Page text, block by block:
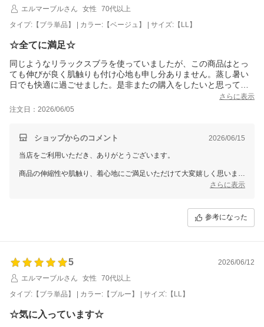
エルマーブルさん
女性
70代以上
タイプ:【ブラ単品】 | カラー:【ベージュ】 | サイズ:【LL】
☆全てに満足☆
同じようなリラックスブラを使っていましたが、この商品はとっ
ても伸びが良く肌触りも付け心地も申し分ありません。蒸し暑い
日でも快適に過ごせました。是非またの購入をしたいと思ってい
さらに表示
注文日：2026/06/05
ショップからのコメント 2026/06/15
当店をご利用いただき、ありがとうございます。
商品の伸縮性や肌触り、着心地にご満足いただけて大変嬉しく思いま
これからも皆様に毎日を快適にお過ごしいただける商品をお届けできる
三恵 小林 美和子
さらに表示
参考になった
5
2026/06/12
エルマーブルさん
女性
70代以上
タイプ:【ブラ単品】 | カラー:【ブルー】 | サイズ:【LL】
☆気に入っています☆